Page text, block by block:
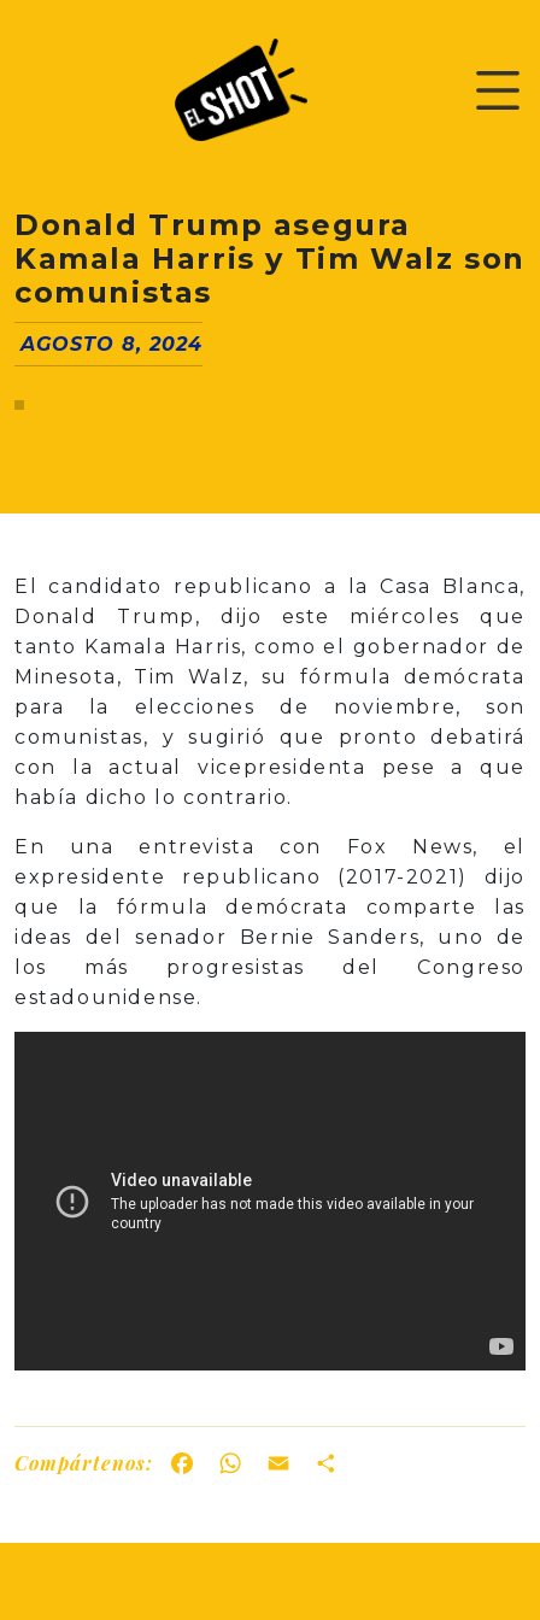
Donald Trump asegura
Kamala Harris y Tim Walz son
comunistas
AGOSTO 8, 2024
El candidato republicano a la Casa Blanca,
Donald Trump, dijo este miércoles que
tanto Kamala Harris, como el gobernador de
Minesota, Tim Walz, su fórmula demócrata
para la elecciones de noviembre, son
comunistas, y sugirió que pronto debatirá
con la actual vicepresidenta pese a que
había dicho lo contrario.
En una entrevista con Fox News, el
expresidente republicano (2017-2021) dijo
que la fórmula demócrata comparte las
ideas del senador Bernie Sanders, uno de
los más progresistas del Congreso
estadounidense.
Compártenos: FacebookWhatsApp
Email